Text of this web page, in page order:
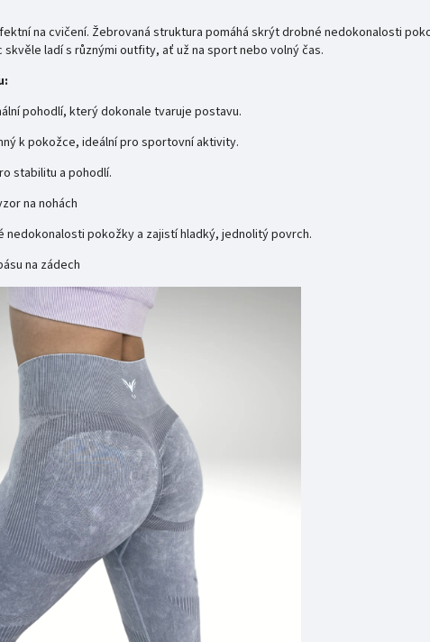
na cvičení. Žebrovaná struktura pomáhá skrýt drobné nedokonalosti
skvěle ladí s různými outfity, ať už na sport nebo volný čas.
pohodlí, který dokonale tvaruje postavu.
k pokožce, ideální pro sportovní aktivity.
stabilitu a pohodlí.
na nohách
nedokonalosti pokožky a zajistí hladký, jednolitý povrch.
na zádech